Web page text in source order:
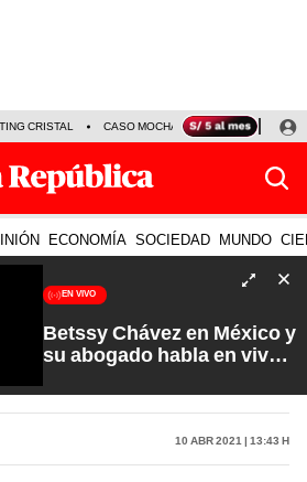
CRISTAL CASO MOCHASUELDOS
ECONOMÍA SOCIEDAD MUNDO
EN VIVO
Betssy Chávez en México y
su abogado habla en vivo |
Carlos Cornejo
10 Abr 2021 | 13:43 h